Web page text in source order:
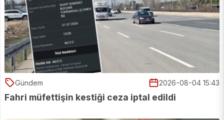
Gündem 2026-08-04 15:43
Fahri müfettişin kestiği ceza iptal edildi